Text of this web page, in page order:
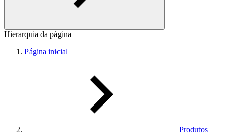
Hierarquia da página
Página inicial
Produtos